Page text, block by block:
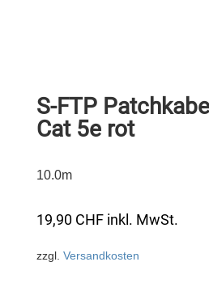
S-FTP
Cat 5e rot
10.0m
19,90 CHF inkl. MwSt.
zzgl. Versandkosten